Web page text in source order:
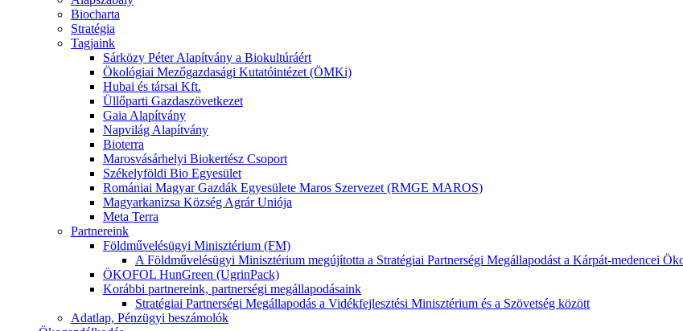
Biocharta
Stratégia
Tagjaink
Sárközy Péter Alapítvány a Biokultúráért
Ökológiai Mezőgazdasági Kutatóintézet (ÖMKi)
Hubai és társai Kft.
Üllőparti Gazdaszövetkezet
Gaia Alapítvány
Napvilág Alapítvány
Bioterra
Marosvásárhelyi Biokertész Csoport
Székelyföldi Bio Egyesület
Romániai Magyar Gazdák Egyesülete Maros Szervezet (RMGE MAROS)
Magyarkanizsa Község Agrár Uniója
Meta Terra
Partnereink
Földművelésügyi Minisztérium (FM)
A Földművelésügyi Minisztérium megújította a Stratégiai Partnerségi Megállapodást a Kárpát-medencei
ÖKOFOL HunGreen (UgrinPack)
Korábbi partnereink, partnerségi megállapodásaink
Stratégiai Partnerségi Megállapodás a Vidékfejlesztési Minisztérium és a Szövetség között
Adatlap, Pénzügyi beszámolók